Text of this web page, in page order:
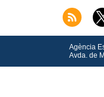
Agència
Avda.de